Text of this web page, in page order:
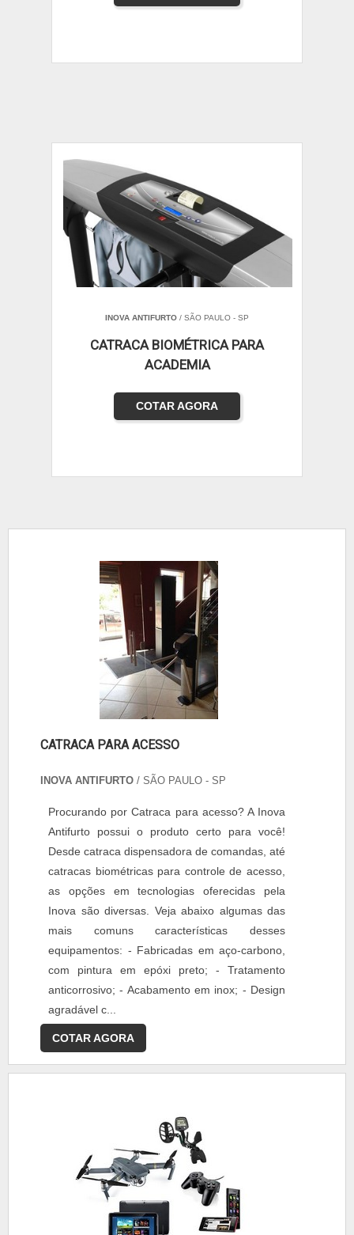
INOVA ANTIFURTO / SÃO PAULO - SP
CATRACA BIOMÉTRICA PARA
ACADEMIA
COTAR AGORA
CATRACA PARA ACESSO
INOVA ANTIFURTO / SÃO PAULO - SP
Procurando por Catraca para acesso? A Inova
Antifurto possui o produto certo para você!
Desde catraca dispensadora de comandas, até
catracas biométricas para controle de acesso,
as opções em tecnologias oferecidas pela
Inova são diversas. Veja abaixo algumas das
mais comuns características desses
equipamentos: - Fabricadas em aço-carbono,
com pintura em epóxi preto; - Tratamento
anticorrosivo; - Acabamento em inox; - Design
agradável c...
COTAR AGORA